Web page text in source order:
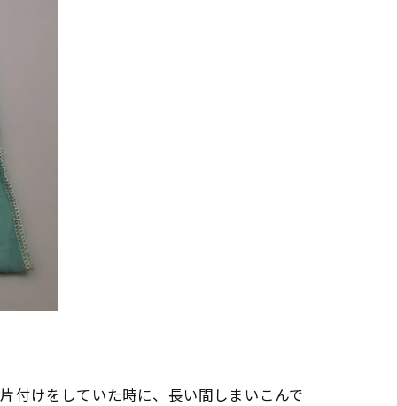
付けをしていた時に、長い間しまいこんで